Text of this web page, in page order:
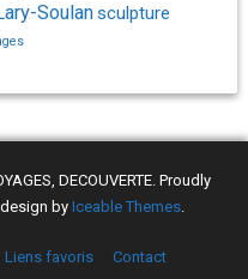
Soulansculpture
DECOUVERTE. Proudly
by Iceable Themes.
Liens favoris Contact